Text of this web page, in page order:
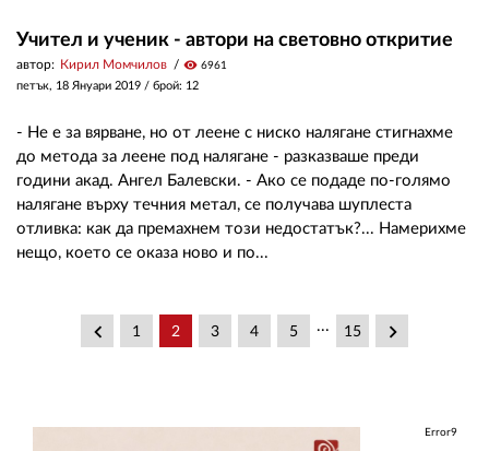
Учител и ученик - автори на световно откритие
автор: Кирил Момчилов visibility 6961
петък, 18 Януари 2019 / брой: 12
- Не е за вярване, но от леене с ниско налягане стигнахме
до метода за леене под налягане - разказваше преди
години акад. Ангел Балевски. - Ако се подаде по-голямо
налягане върху течния метал, се получава шуплеста
отливка: как да премахнем този недостатък?... Намерихме
нещо, което се оказа ново и по...
keyboard_arrow_left 1 2 3 4 5 ... 15 keyboard_arrow_right
Error9